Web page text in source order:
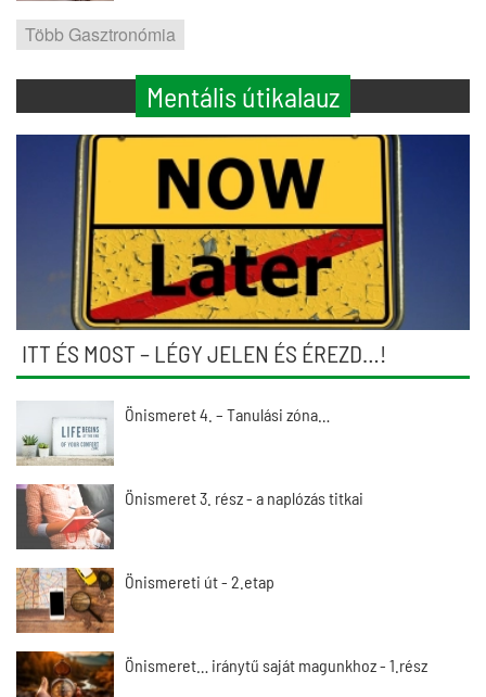
Több Gasztronómia
Mentális útikalauz
ITT ÉS MOST – LÉGY JELEN ÉS ÉREZD…!
Önismeret 4. – Tanulási zóna…
Önismeret 3. rész - a naplózás titkai
Önismereti út - 2.etap
Önismeret… iránytű saját magunkhoz - 1.rész